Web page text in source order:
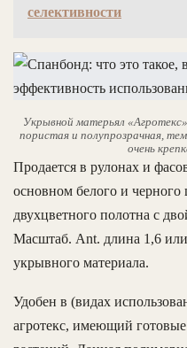
селективности
Укрывной матерьял
пористая и полупрозрачная,
очень
Продается в рулонах и
основном белого и черного
двухцветного полотна с
Масштаб. Ant. длина 1,6
укрывного материала.
Удобен в (видах
агротекс, имеющий готовые